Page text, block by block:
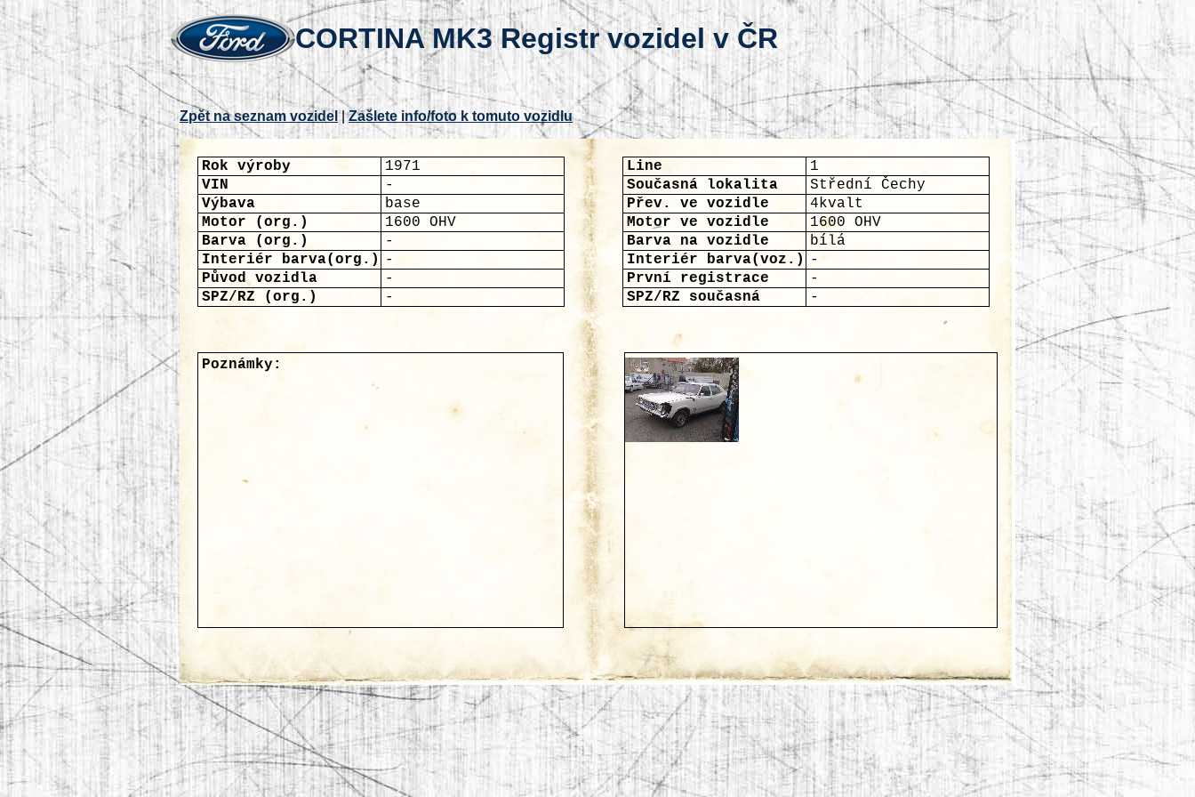
CORTINA MK3 Registr vozidel v ČR
Zpět na seznam vozidel |Zašlete info/foto k tomuto vozidlu
Rok výroby 1971 Line
1
VIN
- Současná lokalita
Střední Čechy
Výbava
base Přev. ve vozidle
4kvalt
Motor (org.)
1600 OHV Motor ve vozidle
1600 OHV
Barva (org.)
- Barva na vozidle
bílá
Interiér barva(org.)
- Interiér barva(voz.)
-
Původ vozidla
- První registrace
-
SPZ/RZ (org.)
- SPZ/RZ současná -
Poznámky: